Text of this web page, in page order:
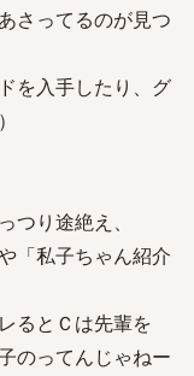
さってるのが見つ
を入手したり、グ
つり途絶え、
「私子ちゃん紹介
るとＣは先輩を
のってんじゃねー